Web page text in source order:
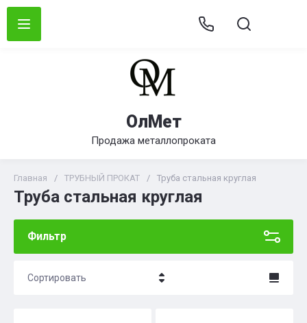
ОлМет
Продажа металлопроката
Главная / ТРУБНЫЙ ПРОКАТ / Труба стальная круглая
Труба стальная круглая
Фильтр
Сортировать